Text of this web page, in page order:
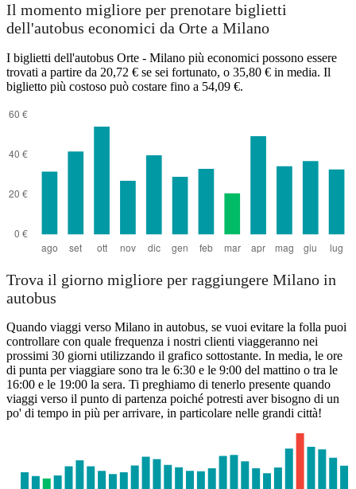
Il momento migliore per prenotare biglietti
dell'autobus economici da Orte a Milano
I biglietti dell'autobus Orte - Milano più economici possono essere
trovati a partire da 20,72 € se sei fortunato, o 35,80 € in media. Il
biglietto più costoso può costare fino a 54,09 €.
Trova il giorno migliore per raggiungere Milano in
autobus
Quando viaggi verso Milano in autobus, se vuoi evitare la folla puoi
controllare con quale frequenza i nostri clienti viaggeranno nei
prossimi 30 giorni utilizzando il grafico sottostante. In media, le ore
di punta per viaggiare sono tra le 6:30 e le 9:00 del mattino o tra le
16:00 e le 19:00 la sera. Ti preghiamo di tenerlo presente quando
viaggi verso il punto di partenza poiché potresti aver bisogno di un
po' di tempo in più per arrivare, in particolare nelle grandi città!